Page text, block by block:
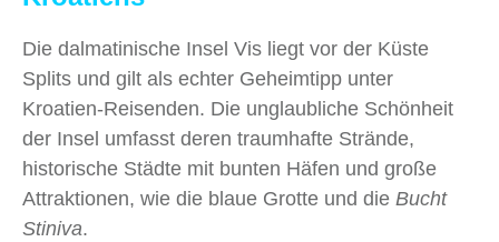
Die dalmatinische Insel Vis liegt vor der Küste
Splits und gilt als echter Geheimtipp unter
Kroatien-Reisenden. Die unglaubliche Schönheit
der Insel umfasst deren traumhafte Strände,
historische Städte mit bunten Häfen und große
Attraktionen, wie die blaue Grotte und die Bucht
Stiniva.